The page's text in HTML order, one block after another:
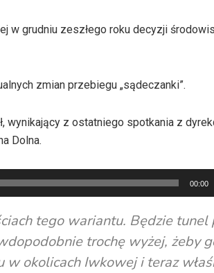
w grudniu zeszłego roku decyzji
zmian przebiegu „sądeczanki”.
wynikający z ostatniego spotkania z
Dolna.
00:00
tego wariantu. Będzie tunel
trochę wyżej, żeby
w okolicach Iwkowej i teraz